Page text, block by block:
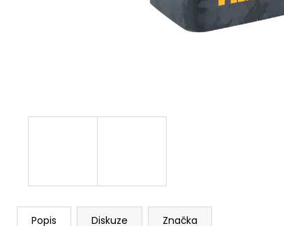
Popis Diskuze Značka
V1 CARP - AMUR